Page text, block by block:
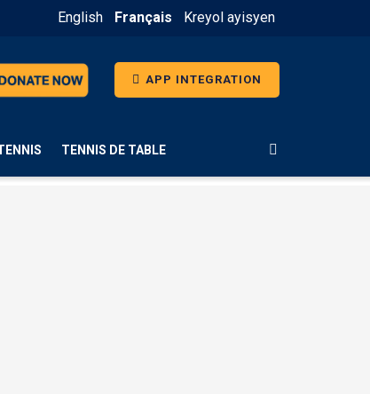
English Français Kreyol ayisyen
APP INTEGRATION
TENNIS DE TABLE